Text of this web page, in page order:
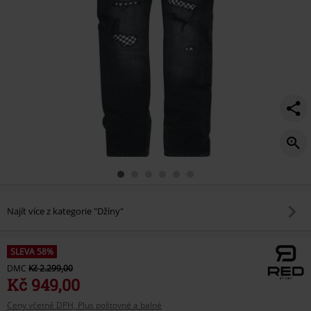
Najít více z kategorie "Džíny"
SLEVA 58%
DMC Kč 2.299,00
Kč 949,00
Ceny včetně DPH, Plus poštovné a balné